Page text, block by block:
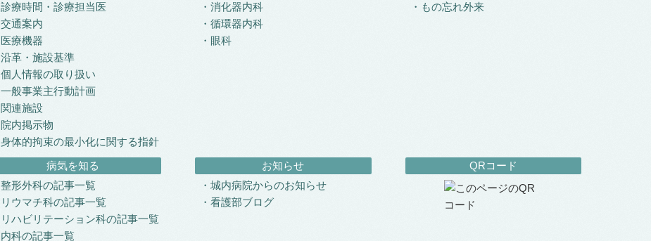
診療時間・診療担当医
交通案内
医療機器
沿革・施設基準
個人情報の取り扱い
一般事業主行動計画
関連施設
院内掲示物
身体的拘束の最小化に関する指針
消化器内科
循環器内科
眼科
もの忘れ外来
病気を知る
整形外科の記事一覧
リウマチ科の記事一覧
リハビリテーション科の記事一覧
内科の記事一覧
お知らせ
城内病院からのお知らせ
看護部ブログ
QRコード